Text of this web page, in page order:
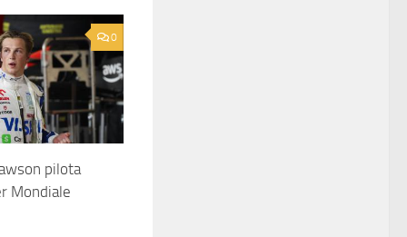
0
pilota
Mondiale